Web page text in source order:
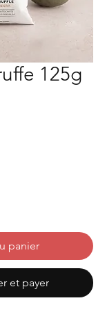
125g
panier
et payer